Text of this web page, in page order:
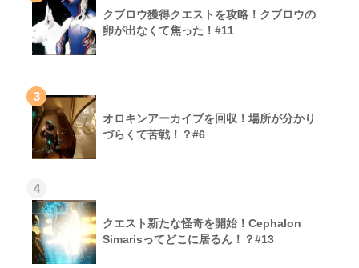
クブロウ獲得クエストを攻略！クブロウの
卵が出なくて焦った！#11
3
オロキンアーカイブを回収！場所が分かり
づらくて苦戦！？#6
4
クエスト新たな怪奇を開始！Cephalon
Simarisってどこに居るん！？#13